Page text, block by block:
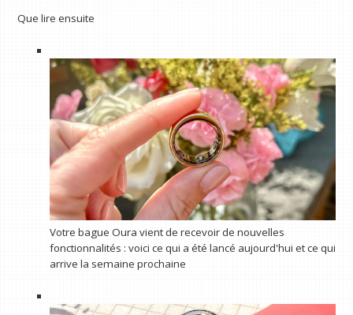
Que lire ensuite
Votre bague Oura vient de recevoir de nouvelles
fonctionnalités : voici ce qui a été lancé aujourd'hui et ce qui
arrive la semaine prochaine